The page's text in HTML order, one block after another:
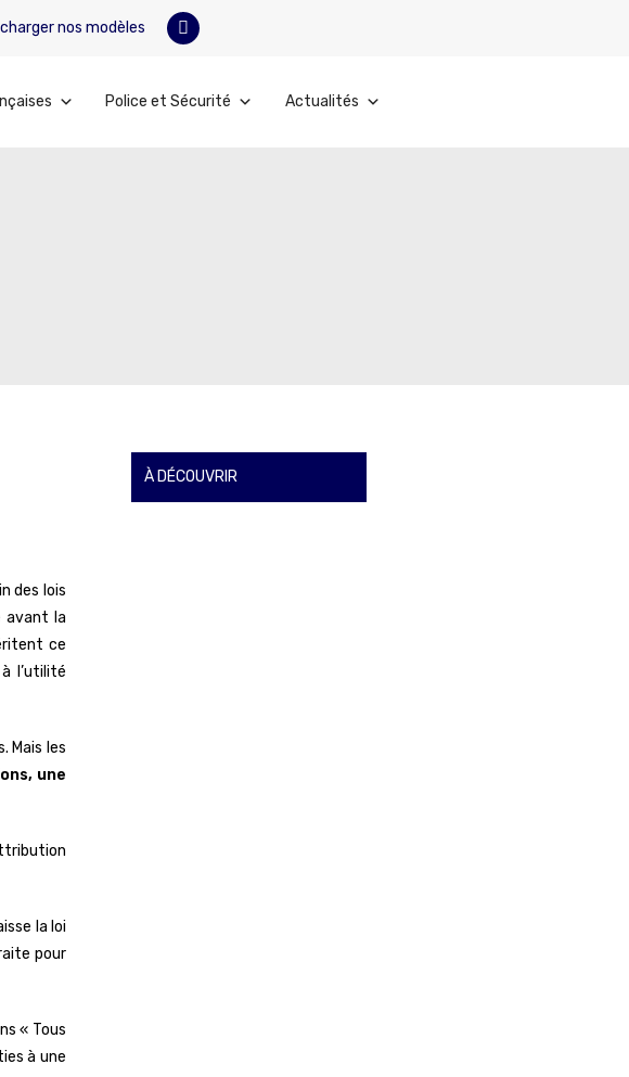
nos modèles
Police et Sécurité Actualités
des lois
avant la
ce
l’utilité
Mais les
une
la loi
pour
« Tous
à une
À DÉCOUVRIR